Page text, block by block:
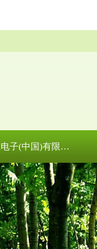
乐鱼电子(中国)有限公司官网